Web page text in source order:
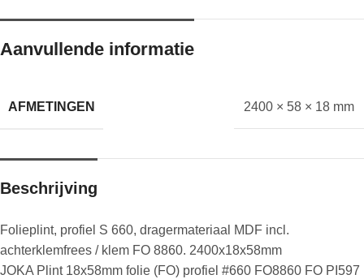
Aanvullende informatie
AFMETINGEN 2400 × 58 × 18 mm
Beschrijving
Folieplint, profiel S 660, dragermateriaal MDF incl.
achterklemfrees / klem FO 8860. 2400x18x58mm
JOKA Plint 18x58mm folie (FO) profiel #660 FO8860 FO PI597